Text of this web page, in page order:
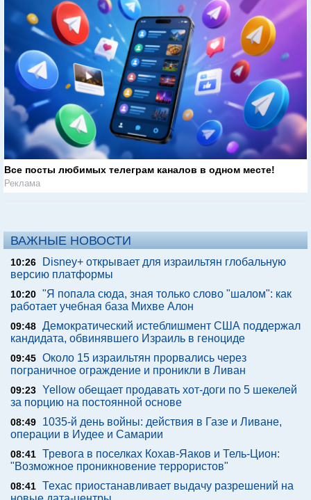
Все посты любимых телеграм каналов в одном месте!
Реклама
ВАЖНЫЕ НОВОСТИ
10:26
Disney+ открывает для израильтян глобальную
версию платформы
10:20 "Я попала сюда, зная только слово "шалом": как
работает учебная база Михве Алон
09:48 Демократический истеблишмент США поддержал
кандидата, обвинявшего Израиль в геноциде
09:45 Около 15 израильтян прорвались через
пограничное ограждение и проникли в Ливан
09:23 Yellow обещает продавать хот-доги по 5 шекелей
за порцию на постоянной основе
08:49
1035-й день войны: действия в Газе и Ливане,
операции в Иудее и Самарии
08:41 Тревога в поселках Кохав-Яаков и Тель-Цион:
"Возможное проникновение террористов"
08:41 Техас приостанавливает выдачу разрешений на